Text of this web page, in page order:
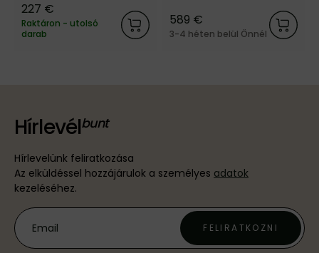
227 €
Raktáron - utolsó
darab
589 €
3-4 héten belül Önnél
Hírlevél
Hírlevelünk feliratkozása
Az elküldéssel hozzájárulok a személyes adatok
kezeléséhez.
FELIRATKOZNI